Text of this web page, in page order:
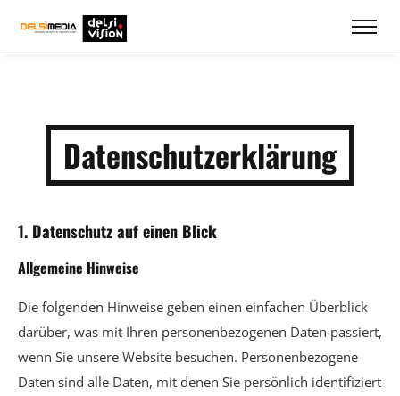
Datenschutzerklärung
1. Datenschutz auf einen Blick
Allgemeine Hinweise
Die folgenden Hinweise geben einen einfachen Überblick
darüber, was mit Ihren personenbezogenen Daten passiert,
wenn Sie unsere Website besuchen. Personenbezogene
Daten sind alle Daten, mit denen Sie persönlich identifiziert